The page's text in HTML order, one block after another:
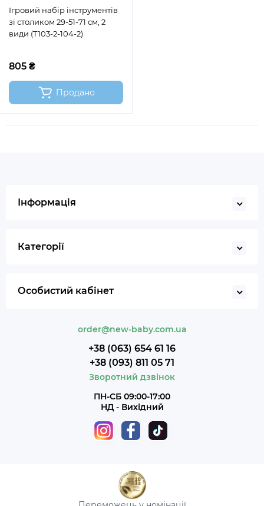
Ігровий набір інструментів
зі столиком 29-51-71 см, 2
види (T103-2-104-2)
805 ₴
Продано
Інформація
Категорії
Особистий кабінет
order@new-baby.com.ua
+38 (063) 654 61 16
+38 (093) 811 05 71
Зворотний дзвінок
ПН-СБ 09:00-17:00
НД - Вихідний